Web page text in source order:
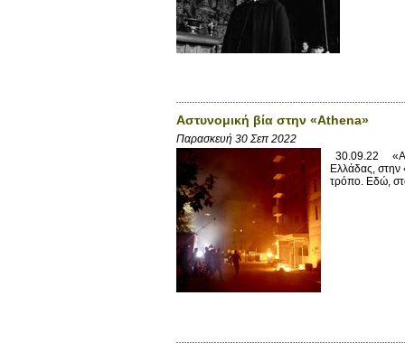
Αστυνομική βία στην «Athena»
Παρασκευή 30 Σεπ 2022
30.09.22
Ελλάδας, στην
τρόπο. Εδώ,